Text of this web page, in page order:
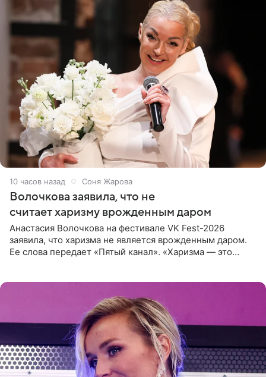
10 часов назад Соня Жарова
Волочкова заявила, что не
считает харизму врожденным даром
Анастасия Волочкова на фестивале VK Fest-2026
заявила, что харизма не является врожденным даром.
Ее слова передает «Пятый канал». «Харизма — это